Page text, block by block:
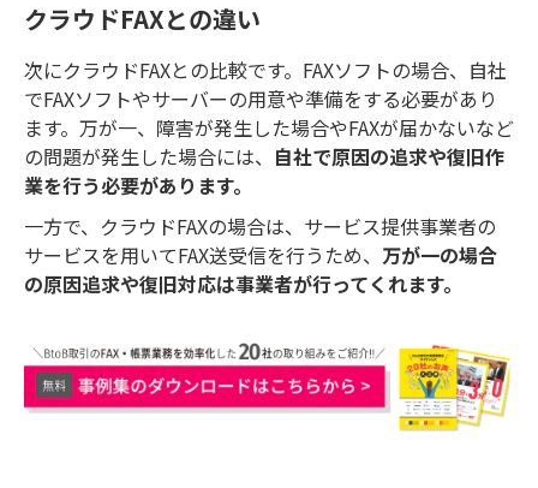
クラウドFAXとの違い
次にクラウドFAXとの比較です。FAXソフトの場合、自社
でFAXソフトやサーバーの用意や準備をする必要があり
ます。万が一、障害が発生した場合やFAXが届かないなど
の問題が発生した場合には、 自社で原因の追求や復旧作
業を行う必要があります。
一方で、クラウドFAXの場合は、サービス提供事業者の
サービスを用いてFAX送受信を行うため、 万が一の場合
の原因追求や復旧対応は事業者が行ってくれます。